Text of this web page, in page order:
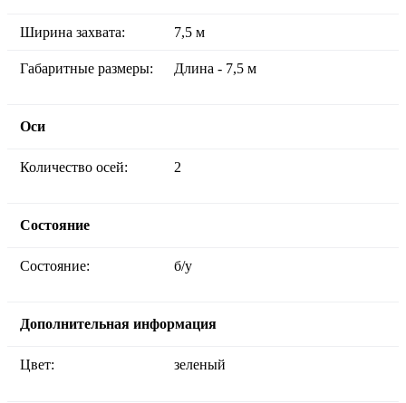
Ширина захвата: 7,5 м
Габаритные размеры: Длина - 7,5 м
Оси
Количество осей: 2
Состояние
Состояние: б/у
Дополнительная информация
Цвет: зеленый